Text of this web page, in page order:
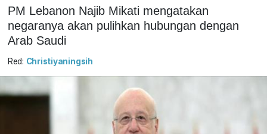
PM Lebanon Najib Mikati mengatakan
negaranya akan pulihkan hubungan dengan
Arab Saudi
Red: Christiyaningsih